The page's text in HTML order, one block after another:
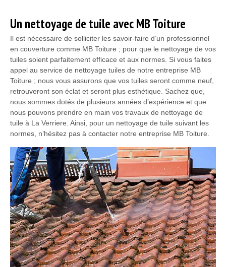
Un nettoyage de tuile avec MB Toiture
Il est nécessaire de solliciter les savoir-faire d’un professionnel
en couverture comme MB Toiture ; pour que le nettoyage de vos
tuiles soient parfaitement efficace et aux normes. Si vous faites
appel au service de nettoyage tuiles de notre entreprise MB
Toiture ; nous vous assurons que vos tuiles seront comme neuf,
retrouveront son éclat et seront plus esthétique. Sachez que,
nous sommes dotés de plusieurs années d’expérience et que
nous pouvons prendre en main vos travaux de nettoyage de
tuile à La Verriere. Ainsi, pour un nettoyage de tuile suivant les
normes, n’hésitez pas à contacter notre entreprise MB Toiture.